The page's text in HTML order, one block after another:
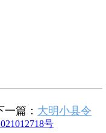
一篇： 大明小县令
号